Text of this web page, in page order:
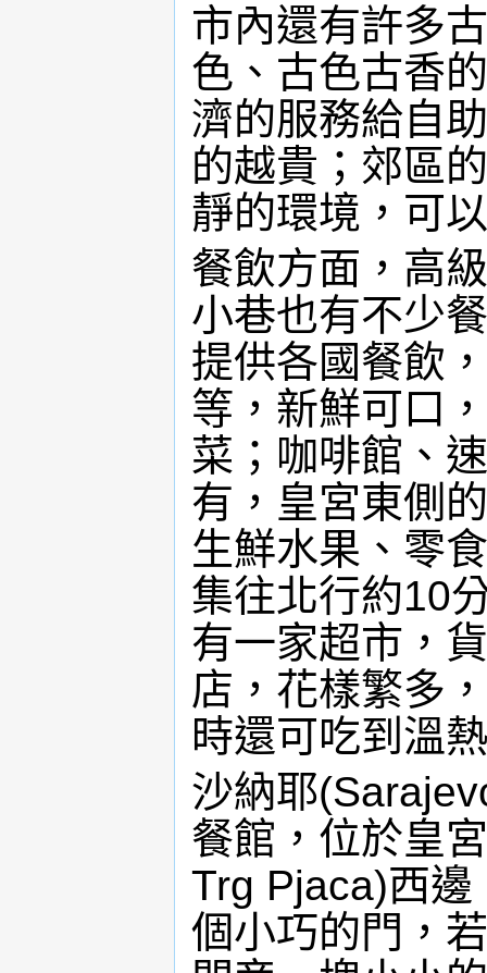
市內還有許多
色、古色古香
濟的服務給自
的越貴；郊區
靜的環境，可
餐飲方面，高
小巷也有不少
提供各國餐飲
等，新鮮可口
菜；咖啡館、
有，皇宮東側
生鮮水果、零
集往北行約10
有一家超市，
店，花樣繁多
時還可吃到溫
沙納耶
餐館，位於皇
Trg Pjaca)西
個小巧的門，